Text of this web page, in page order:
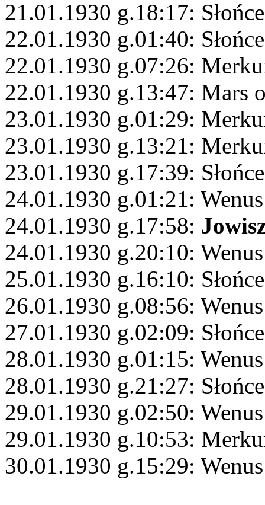
21.01.1930 g.18:17:
22.01.1930 g.01:40:
22.01.1930 g.07:26:
22.01.1930 g.13:47: Mars
23.01.1930 g.01:29:
23.01.1930 g.13:21:
23.01.1930 g.17:39:
24.01.1930 g.01:21:
24.01.1930 g.17:58:
24.01.1930 g.20:10:
25.01.1930 g.16:10:
26.01.1930 g.08:56:
27.01.1930 g.02:09:
28.01.1930 g.01:15:
28.01.1930 g.21:27:
29.01.1930 g.02:50:
29.01.1930 g.10:53:
30.01.1930 g.15:29: